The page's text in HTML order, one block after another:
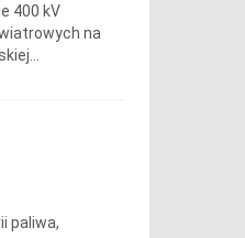
400 kV
na
paliwa,